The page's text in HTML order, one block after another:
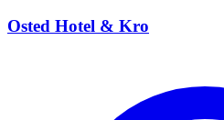
Osted Hotel & Kro